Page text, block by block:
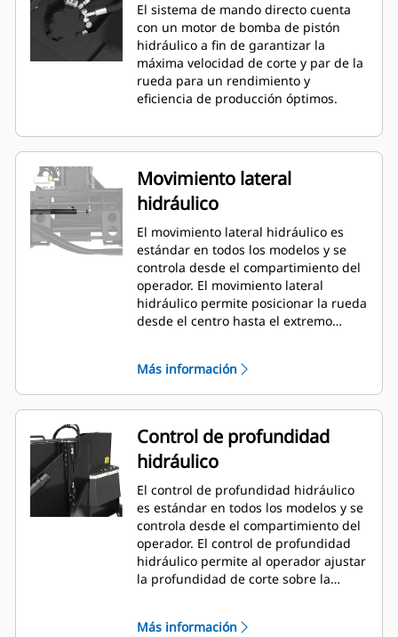
El sistema de mando directo cuenta
con un motor de bomba de pistón
hidráulico a fin de garantizar la
máxima velocidad de corte y par de la
rueda para un rendimiento y
eficiencia de producción óptimos.
Movimiento lateral
hidráulico
El movimiento lateral hidráulico es
estándar en todos los modelos y se
controla desde el compartimiento del
operador. El movimiento lateral
hidráulico permite posicionar la rueda
desde el centro hasta el extremo
otras obstrucciones, y minimiza la
necesidad de reposicionar la
máquina.
Más información
Control de profundidad
hidráulico
El control de profundidad hidráulico
es estándar en todos los modelos y se
controla desde el compartimiento del
operador. El control de profundidad
hidráulico permite al operador ajustar
la profundidad de corte sobre la
está realizando según sea necesario.
Más información